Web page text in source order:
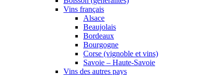
Vins français
Alsace
Beaujolais
Bordeaux
Bourgogne
Corse (vignoble et vins)
Savoie – Haute-Savoie
Vins des autres pays